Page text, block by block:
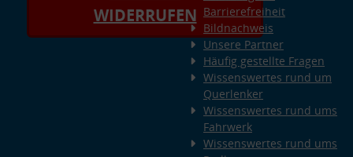
WIDERRUFEN Barrierefreiheit
Bildnachweis
Unsere Partner
Häufig gestellte Fragen
Wissenswertes rund um
Querlenker
Wissenswertes rund ums
Fahrwerk
Wissenswertes rund ums